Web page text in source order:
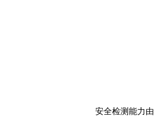
安全检测能力由